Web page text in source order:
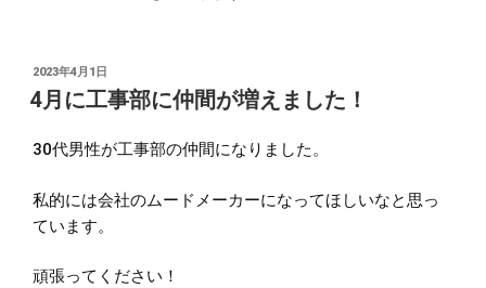
投
稿
日:
2023年4月1日
4月に工事部に仲間が増えました！
30代男性が工事部の仲間になりました。
私的には会社のムードメーカーになってほしいなと思っ
ています。
頑張ってください！